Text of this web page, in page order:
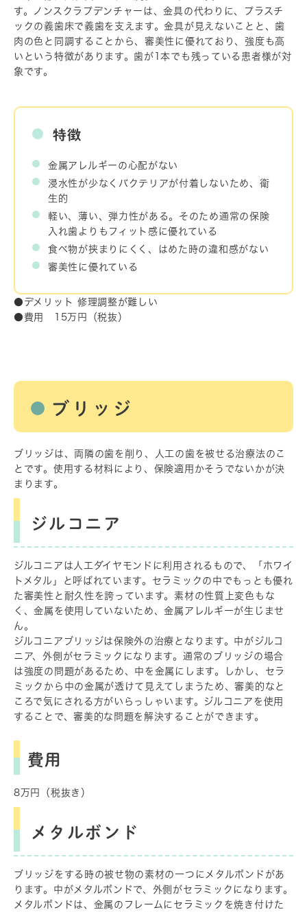
す。ノンスクラプデンチャーは、金具の代わりに、プラスチ
ックの義歯床で義歯を支えます。金具が見えないことと、歯
肉の色と同調することから、審美性に優れており、強度も高
いという特徴があります。歯が1本でも残っている患者様が対
象です。
特徴
金属アレルギーの心配がない
浸水性が少なくバクテリアが付着しないため、衛
生的
軽い、薄い、弾力性がある。そのため通常の保険
入れ歯よりもフィット感に優れている
食べ物が挟まりにくく、はめた時の違和感がない
審美性に優れている
●デメリット 修理調整が難しい
●費用 15万円（税抜）
ブリッジ
ブリッジは、両隣の歯を削り、人工の歯を被せる治療法のこ
とです。使用する材料により、保険適用かそうでないかが決
まります。
ジルコニア
ジルコニアは人工ダイヤモンドに利用されるもので、「ホワイ
トメタル」と呼ばれています。セラミックの中でもっとも優れ
た審美性と耐久性を誇っています。素材の性質上変色もな
く、金属を使用していないため、金属アレルギーが生じませ
ん。
ジルコニアブリッジは保険外の治療となります。中がジルコ
ニア、外側がセラミックになります。通常のブリッジの場合
は強度の問題があるため、中を金属にします。しかし、セラ
ミックから中の金属が透けて見えてしまうため、審美的なと
ころで気にされる方がいらっしゃいます。ジルコニアを使用
することで、審美的な問題を解決することができます。
費用
8万円（税抜き）
メタルボンド
ブリッジをする時の被せ物の素材の一つにメタルボンドがあ
ります。中がメタルボンドで、外側がセラミックになります。
メタルボンドは、金属のフレームにセラミックを焼き付けた